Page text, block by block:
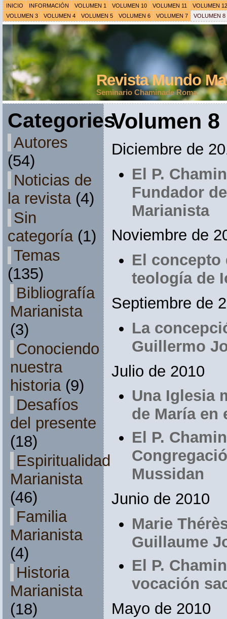
INICIO INFORMACIÓN VOLUMEN 1 VOLUMEN 10 VOLUMEN 11
VOLUMEN 12
VOLUMEN 3
VOLUMEN 4 VOLUMEN 5 VOLUMEN 6 VOLUMEN 7 VOLUMEN 8
Revista Mundo
Seminario Chaminade Roma
Categories
Autores
(54)
Noticias de
la revista(4)
Sin
categoría(1)
Temas
(135)
Bibliografía
Marianista
(3)
Conociendo
nuestra
historia(9)
Desafíos
del presente
(18)
Espiritualidad
Marianista
(46)
Familia
Marianista
(4)
Historia
Marianista
(18)
Volumen 8
Diciembre de
El P.
Fundador
Marianista
Noviembre de
El concepto
teología de
Septiembre de
La
Guillermo
Julio de 2010
Una Iglesia
de María en
El P.
Mussidan
Junio de 2010
Marie
Guillaume
El P.
vocación
Mayo de 2010